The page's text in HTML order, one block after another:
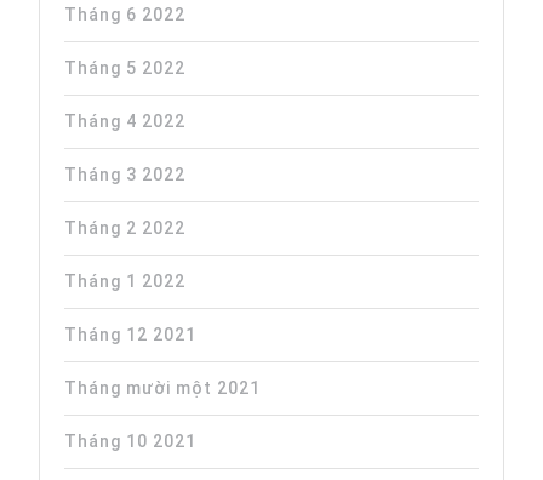
Tháng 6 2022
Tháng 5 2022
Tháng 4 2022
Tháng 3 2022
Tháng 2 2022
Tháng 1 2022
Tháng 12 2021
Tháng mười một 2021
Tháng 10 2021